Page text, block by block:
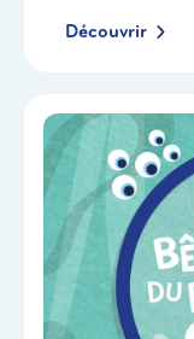
Découvrir